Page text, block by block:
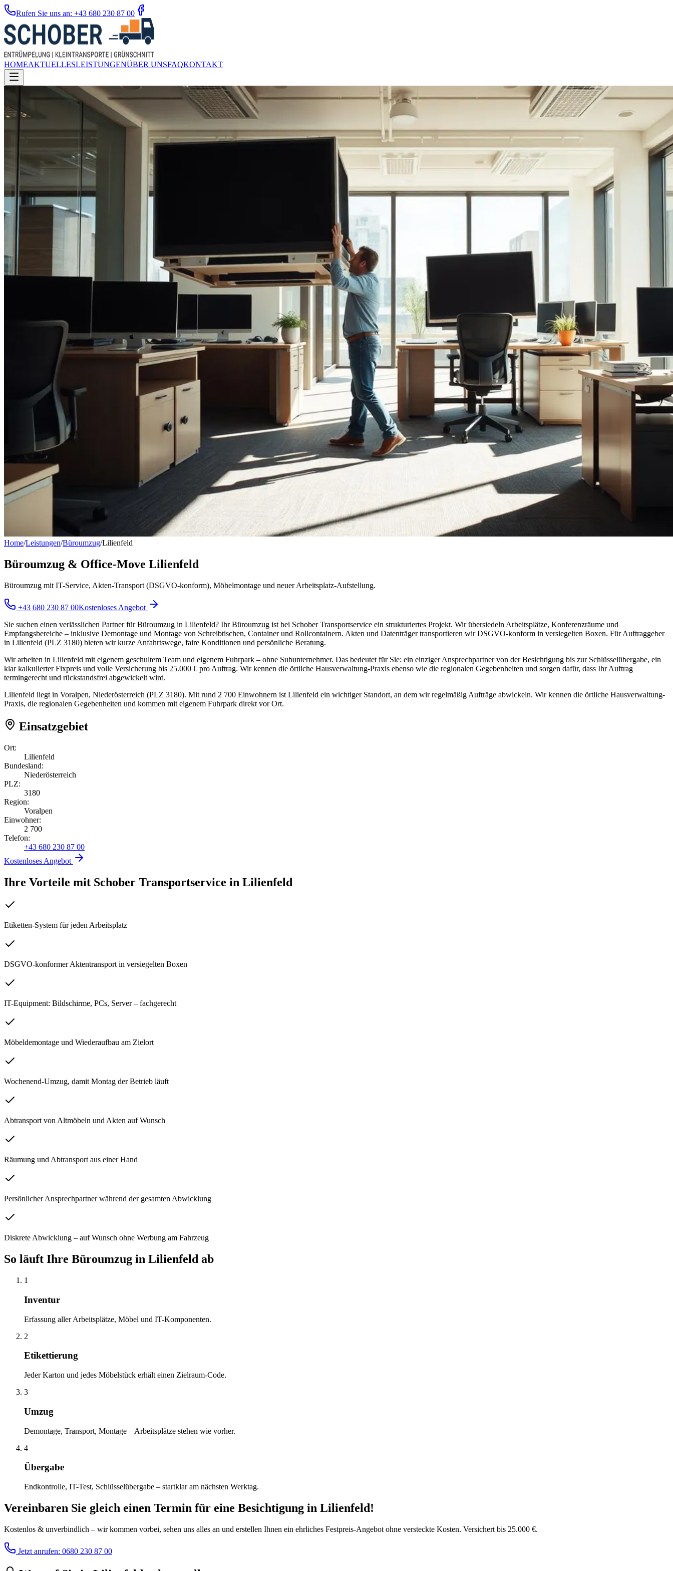
Rufen Sie uns an: +43 680 230 87 00
HOMEAKTUELLESLEISTUNGENÜBER UNSFAQKONTAKT
Home/Leistungen/Büroumzug/Lilienfeld
Büroumzug & Office-Move Lilienfeld
Büroumzug mit IT-Service, Akten-Transport (DSGVO-konform), Möbelmontage und neuer Arbeitsplatz-Aufstellung.
+43 680 230 87 00Kostenloses Angebot
Sie suchen einen verlässlichen Partner für Büroumzug in Lilienfeld? Ihr Büroumzug ist bei Schober Transportservice ein strukturiertes Projekt. Wir übersiedeln Arbeitsplätze, Konferenzräume und
Empfangsbereiche – inklusive Demontage und Montage von Schreibtischen, Container und Rollcontainern. Akten und Datenträger transportieren wir DSGVO-konform in versiegelten Boxen. Für Auftraggeber
in Lilienfeld (PLZ 3180) bieten wir kurze Anfahrtswege, faire Konditionen und persönliche Beratung.
Wir arbeiten in Lilienfeld mit eigenem geschultem Team und eigenem Fuhrpark – ohne Subunternehmer. Das bedeutet für Sie: ein einziger Ansprechpartner von der Besichtigung bis zur Schlüsselübergabe, ein
klar kalkulierter Fixpreis und volle Versicherung bis 25.000 € pro Auftrag. Wir kennen die örtliche Hausverwaltung-Praxis ebenso wie die regionalen Gegebenheiten und sorgen dafür, dass Ihr Auftrag
termingerecht und rückstandsfrei abgewickelt wird.
Lilienfeld liegt in Voralpen, Niederösterreich (PLZ 3180). Mit rund 2 700 Einwohnern ist Lilienfeld ein wichtiger Standort, an dem wir regelmäßig Aufträge abwickeln. Wir kennen die örtliche Hausverwaltung-
Praxis, die regionalen Gegebenheiten und kommen mit eigenem Fuhrpark direkt vor Ort.
Einsatzgebiet
Ort:
Lilienfeld
Bundesland:
Niederösterreich
PLZ:
3180
Region:
Voralpen
Einwohner:
2 700
Telefon:
+43 680 230 87 00
Kostenloses Angebot
Ihre Vorteile mit Schober Transportservice in Lilienfeld
Etiketten-System für jeden Arbeitsplatz
DSGVO-konformer Aktentransport in versiegelten Boxen
IT-Equipment: Bildschirme, PCs, Server – fachgerecht
Möbeldemontage und Wiederaufbau am Zielort
Wochenend-Umzug, damit Montag der Betrieb läuft
Abtransport von Altmöbeln und Akten auf Wunsch
Räumung und Abtransport aus einer Hand
Persönlicher Ansprechpartner während der gesamten Abwicklung
Diskrete Abwicklung – auf Wunsch ohne Werbung am Fahrzeug
So läuft Ihre Büroumzug in Lilienfeld ab
1
Inventur
Erfassung aller Arbeitsplätze, Möbel und IT-Komponenten.
2
Etikettierung
Jeder Karton und jedes Möbelstück erhält einen Zielraum-Code.
3
Umzug
Demontage, Transport, Montage – Arbeitsplätze stehen wie vorher.
4
Übergabe
Endkontrolle, IT-Test, Schlüsselübergabe – startklar am nächsten Werktag.
Vereinbaren Sie gleich einen Termin für eine Besichtigung in Lilienfeld!
Kostenlos & unverbindlich – wir kommen vorbei, sehen uns alles an und erstellen Ihnen ein ehrliches Festpreis-Angebot ohne versteckte Kosten. Versichert bis 25.000 €.
Jetzt anrufen: 0680 230 87 00